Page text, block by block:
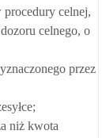
procedury celnej,
celnego, o
przez
niż kwota